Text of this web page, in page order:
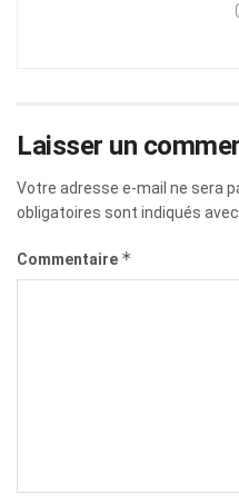
Laisser un
Votre adresse e-mail ne sera
obligatoires sont indiqués avec
Commentaire *